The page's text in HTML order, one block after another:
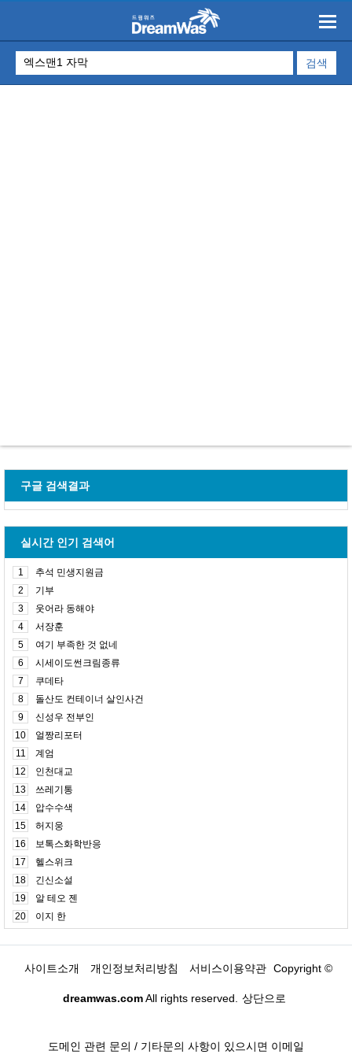
구글 검색결과
실시간 인기 검색어
1
추석 민생지원금
2
기부
3
웃어라 동해야
4
서장훈
5
여기 부족한 것 없네
6
시세이도썬크림종류
7
쿠데타
8
돌산도 컨테이너 살인사건
9
신성우 전부인
10
얼짱리포터
11
계엄
12
인천대교
13
쓰레기통
14
압수수색
15
허지웅
16
보톡스화학반응
17
헬스위크
18
긴신소설
19
알 테오 젠
20
이지 한
사이트소개 개인정보처리방침 서비스이용약관 Copyright ©
dreamwas.comAll rights reserved. 상단으로
도메인 관련 문의 / 기타문의 사항이 있으시면 이메일